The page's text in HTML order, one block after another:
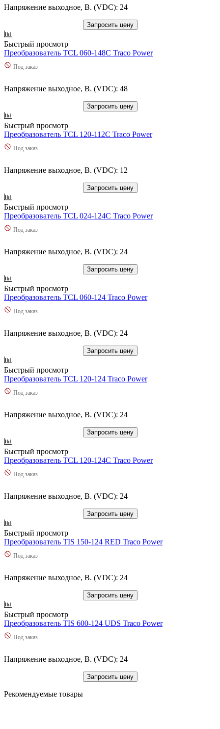
Напряжение выходное, В. (VDC): 24
Запросить цену
Быстрый просмотр
Преобразователь TCL 060-148C Traco Power
Под заказ
Напряжение выходное, В. (VDC): 48
Запросить цену
Быстрый просмотр
Преобразователь TCL 120-112C Traco Power
Под заказ
Напряжение выходное, В. (VDC): 12
Запросить цену
Быстрый просмотр
Преобразователь TCL 024-124C Traco Power
Под заказ
Напряжение выходное, В. (VDC): 24
Запросить цену
Быстрый просмотр
Преобразователь TCL 060-124 Traco Power
Под заказ
Напряжение выходное, В. (VDC): 24
Запросить цену
Быстрый просмотр
Преобразователь TCL 120-124 Traco Power
Под заказ
Напряжение выходное, В. (VDC): 24
Запросить цену
Быстрый просмотр
Преобразователь TCL 120-124C Traco Power
Под заказ
Напряжение выходное, В. (VDC): 24
Запросить цену
Быстрый просмотр
Преобразователь TIS 150-124 RED Traco Power
Под заказ
Напряжение выходное, В. (VDC): 24
Запросить цену
Быстрый просмотр
Преобразователь TIS 600-124 UDS Traco Power
Под заказ
Напряжение выходное, В. (VDC): 24
Запросить цену
Рекомендуемые товары